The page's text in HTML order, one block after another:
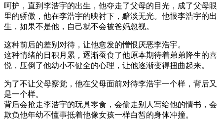
呵护，直到李浩宇的出生，他夺走了父母的目光，成了父母眼
里的骄傲，他在李浩宇的映衬下，黯淡无光。他恨李浩宇的出
生，如果不是他，自己就不会被爸妈忽视。
这种前后的差别对待，让他愈发的憎恨厌恶李浩宇。
这种情绪的日积月累，逐渐蚕食了他原本期待着弟弟降生的喜
悦，压倒了他幼小不健全的心理，让他逐渐变得扭曲起来。
为了不让父母察觉，他在父母面前对待李浩宇一个样，背后又
是一个样。
背后会抢走李浩宇的玩具零食，会偷走别人写给他的情书，会
欺负他年幼不懂事抵着他像女孩一样白皙的身体冲撞。